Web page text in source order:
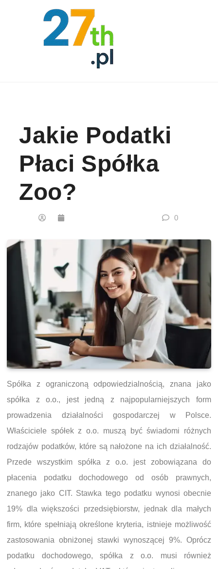
Jakie Podatki
Płaci Spółka
Zoo?
0
Spółka z ograniczoną odpowiedzialnością, znana jako
spółka z o.o., jest jedną z najpopularniejszych form
prowadzenia działalności gospodarczej w Polsce.
Właściciele spółek z o.o. muszą być świadomi różnych
rodzajów podatków, które są nałożone na ich działalność.
Przede wszystkim spółka z o.o. jest zobowiązana do
płacenia podatku dochodowego od osób prawnych,
znanego jako CIT. Stawka tego podatku wynosi obecnie
19% dla większości przedsiębiorstw, jednak dla małych
firm, które spełniają określone kryteria, istnieje możliwość
zastosowania obniżonej stawki wynoszącej 9%. Oprócz
podatku dochodowego, spółka z o.o. musi również